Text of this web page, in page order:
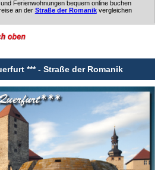
Ferienwohnungen bequem online buchen
an der Straße der Romanikvergleichen
*** - Straße der Romanik